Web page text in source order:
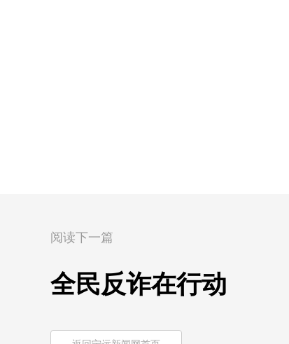
阅读下一篇
全民反诈在行动